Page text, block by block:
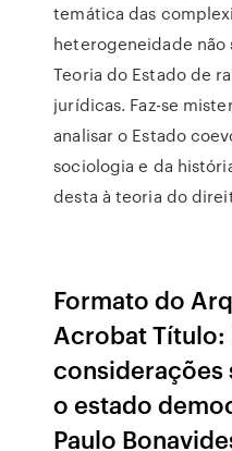
temática das
heterogeneidade não
Teoria do Estado de
jurídicas. Faz-se
analisar o Estado
sociologia e da
desta à teoria do
Formato do
Acrobat Título:
considerações
o estado
Paulo